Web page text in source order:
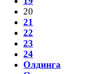
20
21
22
23
24
Олдинга